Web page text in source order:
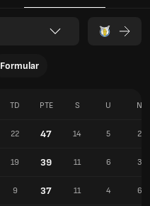
Formular
TD PTE S U N
22 47 14 5 2
19 39 11 6 3
9 37 11 4 6